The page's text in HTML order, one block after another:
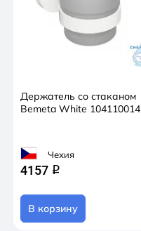
Держатель со стаканом
Bemeta White 104110014
Чехия
4157 q
В корзину